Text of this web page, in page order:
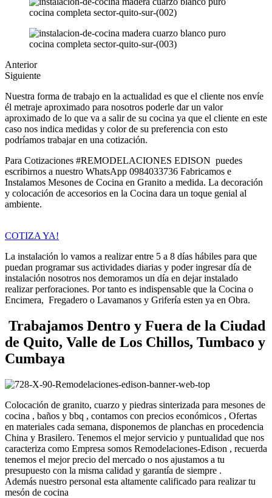
Anterior
Siguiente
Nuestra forma de trabajo en la actualidad es que el cliente nos envíe
él metraje aproximado para nosotros poderle dar un valor
aproximado de lo que va a salir de su cocina ya que el cliente en este
caso nos indica medidas y color de su preferencia con esto
podríamos trabajar en una cotización.
Para Cotizaciones #REMODELACIONES EDISON puedes
escribirnos a nuestro WhatsApp 0984033736 Fabricamos e
Instalamos Mesones de Cocina en Granito a medida. La decoración
y colocación de accesorios en la Cocina dara un toque genial al
ambiente.
COTIZA YA!
La instalación lo vamos a realizar entre 5 a 8 días hábiles para que
puedan programar sus actividades diarias y poder ingresar día de
instalación nosotros nos demoramos un día en dejar instalado
realizar perforaciones. Por tanto es indispensable que la Cocina o
Encimera, Fregadero o Lavamanos y Grifería esten ya en Obra.
Trabajamos Dentro y Fuera de la Ciudad
de Quito, Valle de Los Chillos, Tumbaco y
Cumbaya
Colocación de granito, cuarzo y piedras sinterizada para mesones de
cocina , baños y bbq , contamos con precios económicos , Ofertas
en materiales cada semana, disponemos de planchas en procedencia
China y Brasilero. Tenemos el mejor servicio y puntualidad que nos
caracteriza como Empresa somos Remodelaciones-Edison , recuerda
tenemos el mejor precio del mercado o nos ajustamos a tu
presupuesto con la misma calidad y garantía de siempre .
Además nuestro personal esta altamente calificado para realizar tu
mesón de cocina